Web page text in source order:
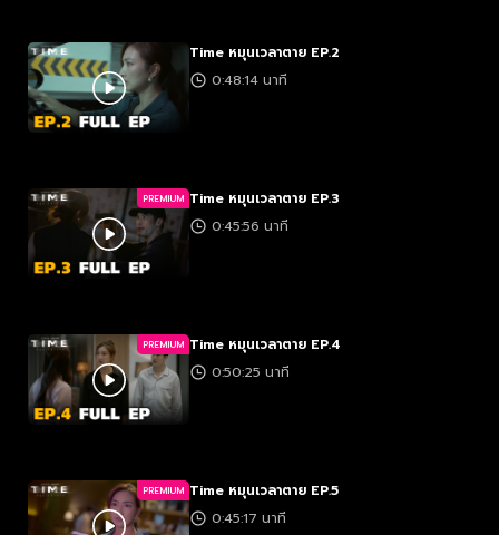
Time หมุนเวลาตาย EP.2
0:48:14 นาที
PREMIUM Time หมุนเวลาตาย EP.3
0:45:56 นาที
PREMIUM Time หมุนเวลาตาย EP.4
0:50:25 นาที
PREMIUM Time หมุนเวลาตาย EP.5
0:45:17 นาที